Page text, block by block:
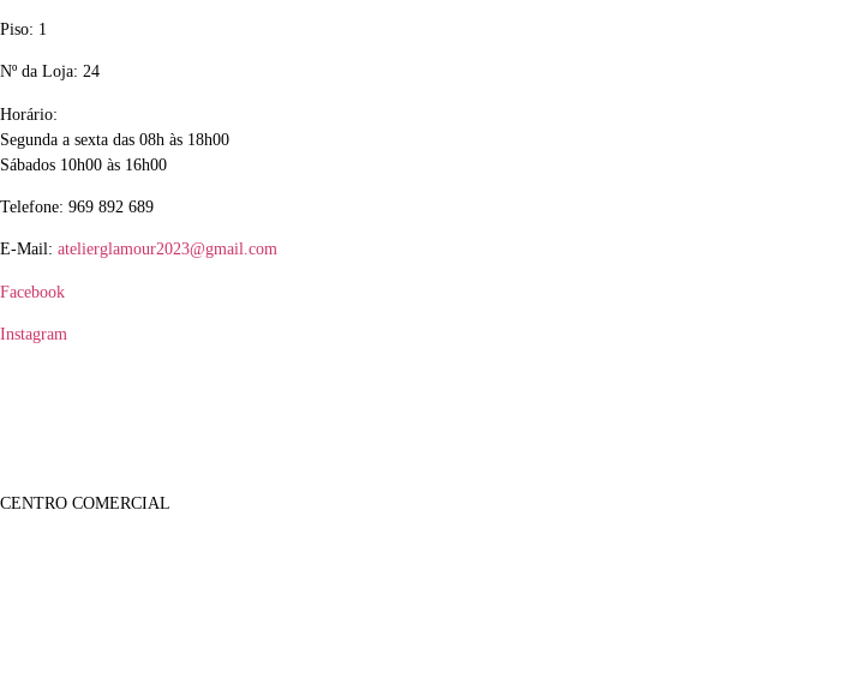
Piso: 1
Nº da Loja: 24
Horário:
Segunda a sexta das 08h às 18h00
Sábados 10h00 às 16h00
Telefone: 969 892 689
E-Mail: atelierglamour2023@gmail.com
Facebook
Instagram
CENTRO COMERCIAL